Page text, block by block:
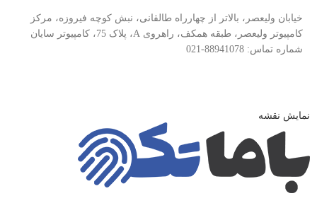
خیابان ولیعصر، بالاتر از چهارراه طالقانی، نبش کوچه فیروزه، مرکز
کامپیوتر ولیعصر، طبقه همکف، راهروی A، پلاک 75، کامپیوتر سایان
شماره تماس: 88941078-021
نمایش نقشه